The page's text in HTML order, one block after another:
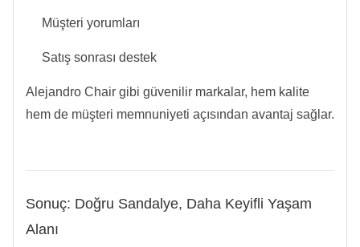
Müşteri yorumları
Satış sonrası destek
Alejandro Chair gibi güvenilir markalar, hem kalite
hem de müşteri memnuniyeti açısından avantaj sağlar.
Sonuç: Doğru Sandalye, Daha Keyifli Yaşam
Alanı